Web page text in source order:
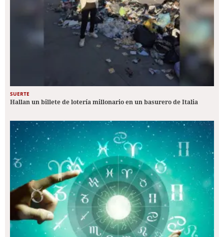
SUERTE
Hallan un billete de lotería millonario en un basurero de Italia